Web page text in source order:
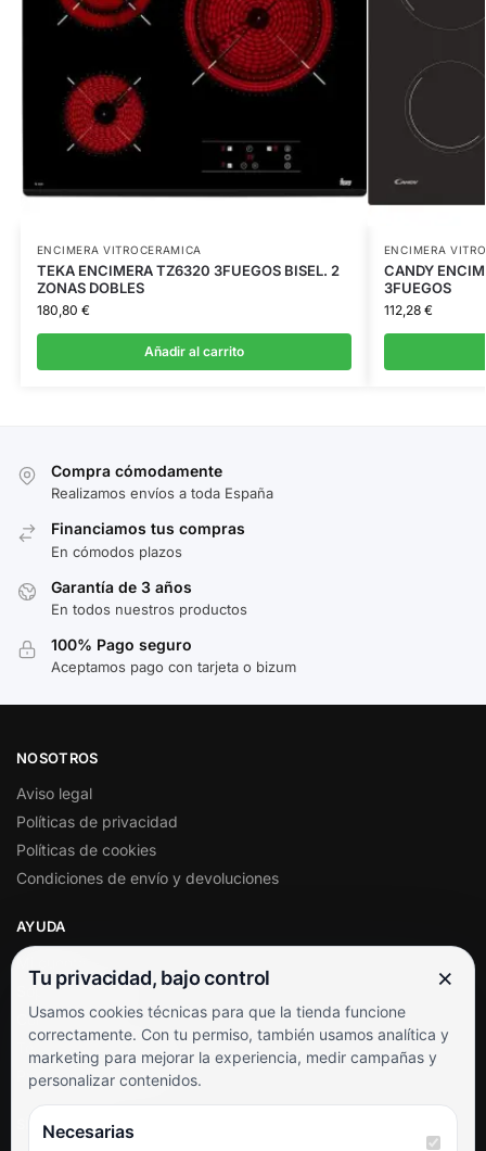
ENCIMERA VITROCERAMICA
TEKA ENCIMERA TZ6320 3FUEGOS BISEL. 2
ZONAS DOBLES
180,80 €
Añadir al carrito
ENCIMERA
CANDY
3FUEGOS
112,28 €
Compra cómodamente
Realizamos envíos a toda España
Financiamos tus compras
En cómodos plazos
Garantía de 3 años
En todos nuestros productos
100% Pago seguro
Aceptamos pago con tarjeta o bizum
NOSOTROS
Aviso legal
Políticas de privacidad
Políticas de cookies
Condiciones de envío y devoluciones
AYUDA
Soporte al cliente
Contacto
Términos y condiciones
Preguntas frecuentes
SÍGUENOS
Tu privacidad, bajo control ×
Usamos cookies técnicas para que la tienda funcione
correctamente. Con tu permiso, también usamos analítica y
marketing para mejorar la experiencia, medir campañas y
personalizar contenidos.
Necesarias